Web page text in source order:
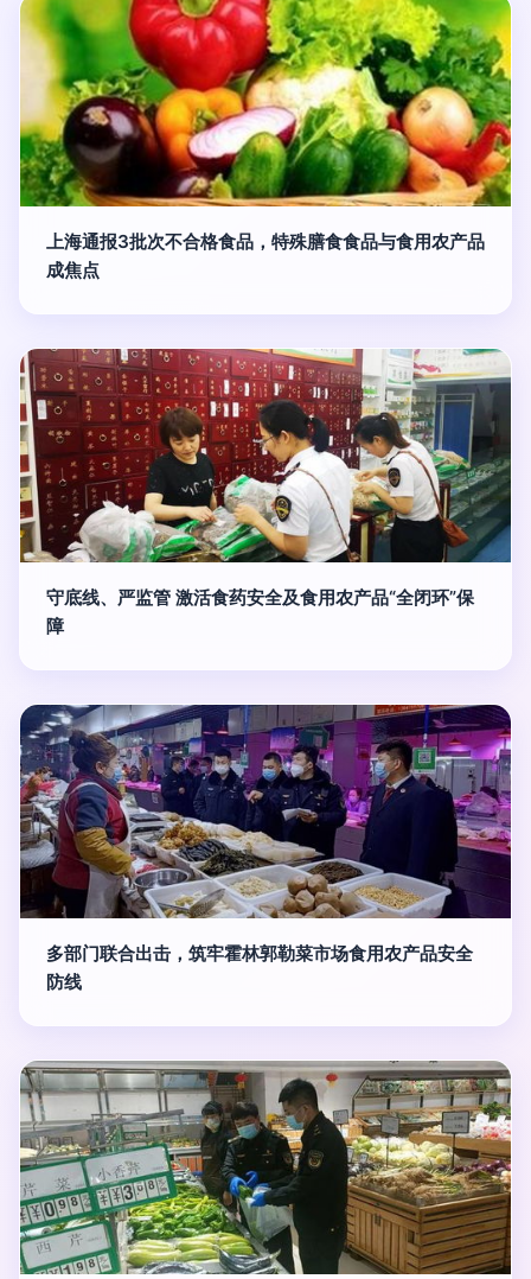
上海通报3批次不合格食品，特殊膳食食品与食用农产品
成焦点
守底线、严监管 激活食药安全及食用农产品“全闭环”保
障
多部门联合出击，筑牢霍林郭勒菜市场食用农产品安全
防线